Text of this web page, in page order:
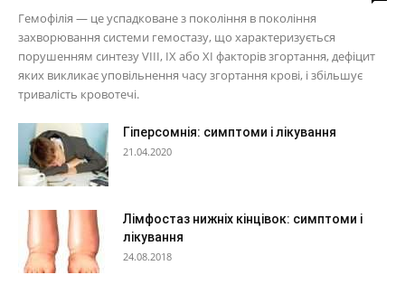
Гемофілія — це успадковане з покоління в покоління
захворювання системи гемостазу, що характеризується
порушенням синтезу VIII, IX або XI факторів згортання, дефіцит
яких викликає уповільнення часу згортання крові, і збільшує
тривалість кровотечі.
Гіперсомнія: симптоми і лікування
21.04.2020
Лімфостаз нижніх кінцівок: симптоми і
лікування
24.08.2018